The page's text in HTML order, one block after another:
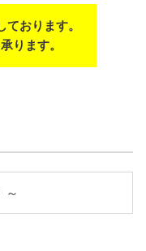
おります。
ります。